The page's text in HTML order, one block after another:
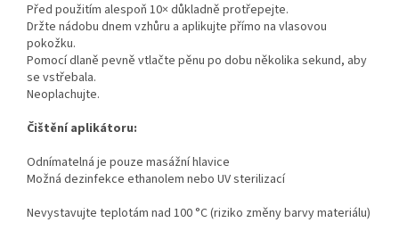
Před použitím alespoň 10× důkladně protřepejte.
Držte nádobu dnem vzhůru a aplikujte přímo na vlasovou
pokožku.
Pomocí dlaně pevně vtlačte pěnu po dobu několika sekund, aby
se vstřebala.
Neoplachujte.
Čištění aplikátoru:
Odnímatelná je pouze masážní hlavice
Možná dezinfekce ethanolem nebo UV sterilizací
Nevystavujte teplotám nad 100 °C (riziko změny barvy materiálu)